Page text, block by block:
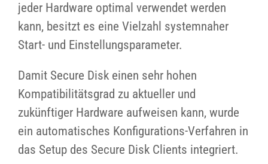
jeder Hardware optimal verwendet werden
kann, besitzt es eine Vielzahl systemnaher
Start- und Einstellungsparameter.
Damit Secure Disk einen sehr hohen
Kompatibilitätsgrad zu aktueller und
zukünftiger Hardware aufweisen kann, wurde
ein automatisches Konfigurations-Verfahren in
das Setup des Secure Disk Clients integriert.